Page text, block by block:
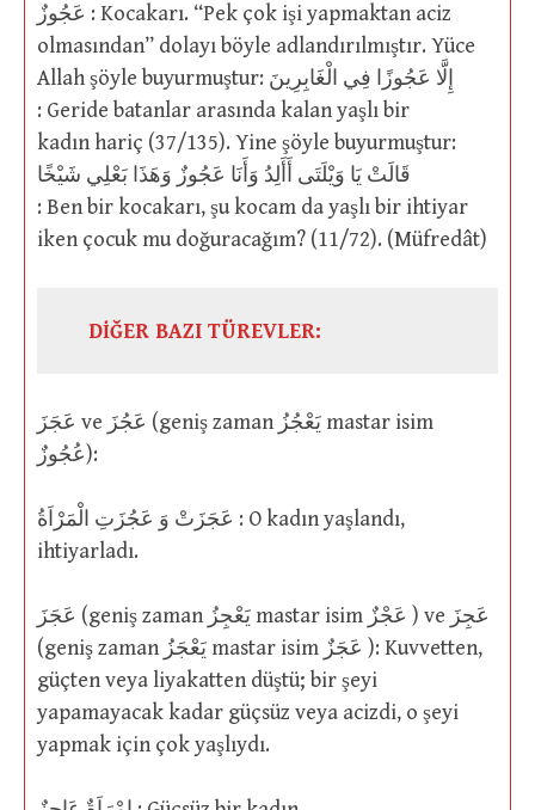
عَجُوزٌ : Kocakarı. “Pek çok işi yapmaktan aciz
olmasından” dolayı böyle adlandırılmıştır. Yüce
Allah şöyle buyurmuştur: إِلَّا عَجُوزًا فِي الْغَابِرِينَ
: Geride batanlar arasında kalan yaşlı bir
kadın hariç (37/135). Yine şöyle buyurmuştur:
قَالَتْ يَا وَيْلَتَى أَأَلِدُ وَأَنَا عَجُوزٌ وَهَذَا بَعْلِي شَيْخًا
: Ben bir kocakarı, şu kocam da yaşlı bir ihtiyar
iken çocuk mu doğuracağım? (11/72). (Müfredât)
DİĞER BAZI TÜREVLER:
عَجَزَ ve عَجُزَ (geniş zaman يَعْجُزُ mastar isim
عُجُوزٌ):
عَجَزَتْ وَ عَجُزَتِ الْمَرْاَةُ : O kadın yaşlandı,
ihtiyarladı.
عَجَزَ (geniş zaman يَعْجِزُ mastar isim عَجْزٌ ) ve عَجِزَ
(geniş zaman يَعْجَزُ mastar isim عَجَزٌ ): Kuvvetten,
güçten veya liyakatten düştü; bir şeyi
yapamayacak kadar güçsüz veya acizdi, o şeyi
yapmak için çok yaşlıydı.